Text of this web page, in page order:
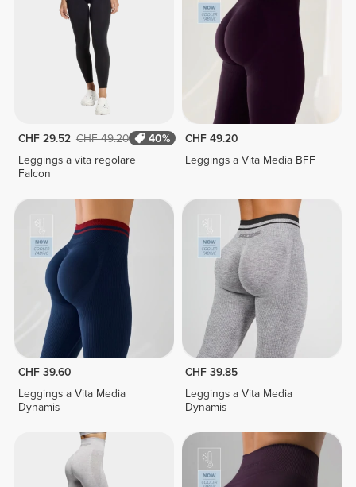
CHF 29.52 CHF 49.20
40%
Leggings a vita regolare
Falcon
CHF 49.20
Leggings a Vita Media BFF
CHF 39.60
Leggings a Vita Media
Dynamis
CHF 39.85
Leggings a Vita Media
Dynamis